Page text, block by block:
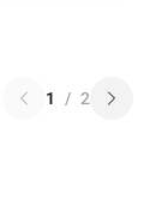
1 / 2